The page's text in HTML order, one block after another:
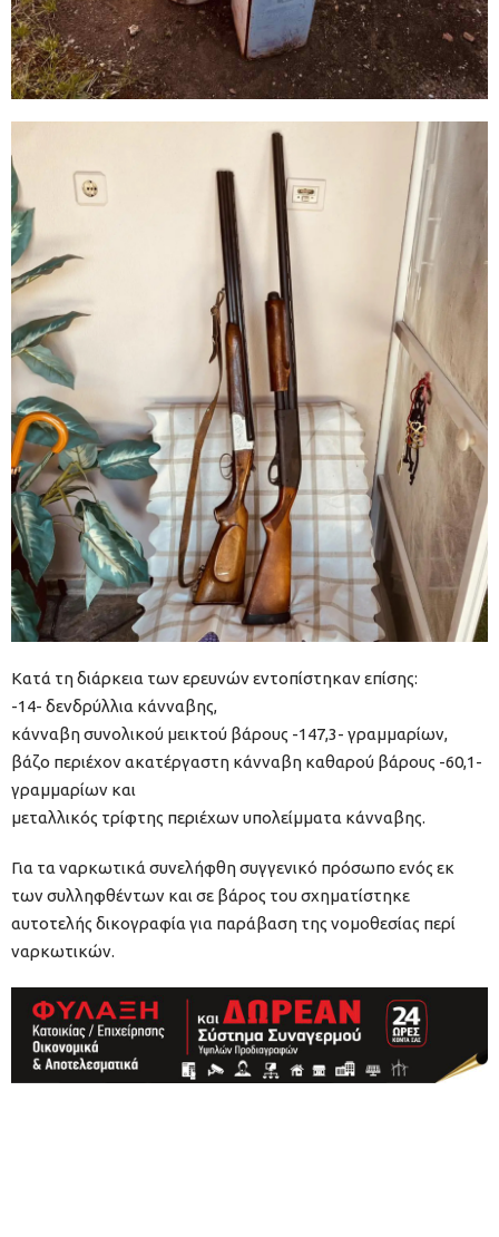
Κατά τη διάρκεια των ερευνών εντοπίστηκαν επίσης:
-14- δενδρύλλια κάνναβης,
κάνναβη συνολικού μεικτού βάρους -147,3- γραμμαρίων,
βάζο περιέχον ακατέργαστη κάνναβη καθαρού βάρους -60,1-
γραμμαρίων και
μεταλλικός τρίφτης περιέχων υπολείμματα κάνναβης.
Για τα ναρκωτικά συνελήφθη συγγενικό πρόσωπο ενός εκ
των συλληφθέντων και σε βάρος του σχηματίστηκε
αυτοτελής δικογραφία για παράβαση της νομοθεσίας περί
ναρκωτικών.